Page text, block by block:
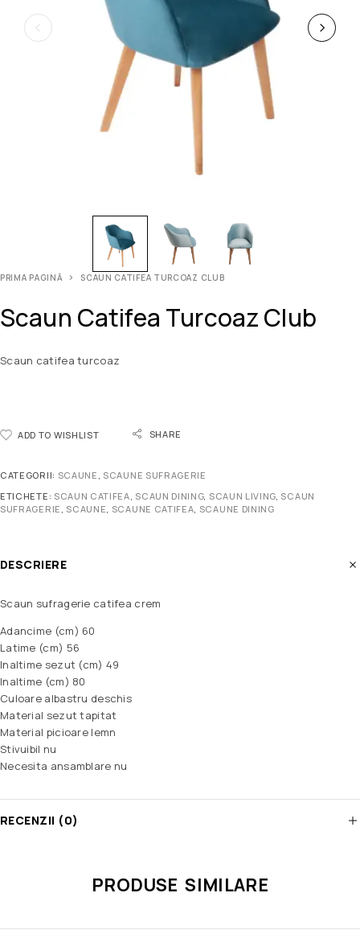
PRIMA PAGINĂ SCAUN CATIFEA TURCOAZ CLUB
Scaun Catifea Turcoaz Club
Scaun catifea turcoaz
ADD TO WISHLIST SHARE
CATEGORII: SCAUNE , SCAUNE SUFRAGERIE
ETICHETE: SCAUN CATIFEA, SCAUN DINING, SCAUN LIVING, SCAUN
SUFRAGERIE , SCAUNE, SCAUNE CATIFEA, SCAUNE DINING
DESCRIERE
Scaun sufragerie catifea crem
Adancime (cm) 60
Latime (cm) 56
Inaltime sezut (cm) 49
Inaltime (cm) 80
Culoare albastru deschis
Material sezut tapitat
Material picioare lemn
Stivuibil nu
Necesita ansamblare nu
RECENZII (0)
PRODUSE SIMILARE